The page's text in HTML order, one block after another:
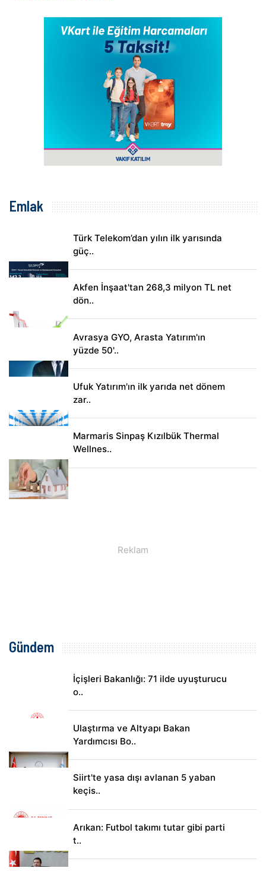
Emlak
Türk Telekom’dan yılın ilk yarısında
güç..
Akfen İnşaat'tan 268,3 milyon TL net
dön..
Avrasya GYO, Arasta Yatırım'ın
yüzde 50'..
Ufuk Yatırım'ın ilk yarıda net dönem
zar..
Marmaris Sinpaş Kızılbük Thermal
Wellnes..
Gündem
İçişleri Bakanlığı: 71 ilde uyuşturucu
o..
Ulaştırma ve Altyapı Bakan
Yardımcısı Bo..
Siirt'te yasa dışı avlanan 5 yaban
keçis..
Arıkan: Futbol takımı tutar gibi parti
t..